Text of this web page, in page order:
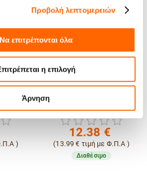
Προβολή λεπτομερειών
Να επιτρέπονται όλα
η επιλογή
Άρνηση
Espresso Caffe Lab
Latte Blend 250g σε
13.99 τιμή με Φ.Π.Α )
Καφές
σε
(9.99